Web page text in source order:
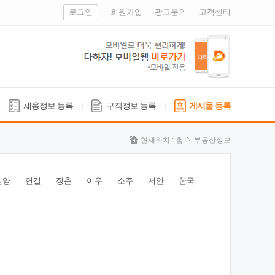
로그인 회원가입 광고문의 고객센터
채용정보 등록 구직정보 등록 게시물 등록
현재위치 : 홈 부동산정보
양 연길 장춘 이우 소주 서안 한국